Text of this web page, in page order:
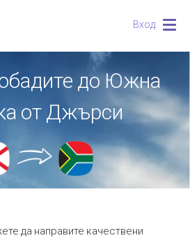
Вход
до Южна
от Джърси
да направите качествени